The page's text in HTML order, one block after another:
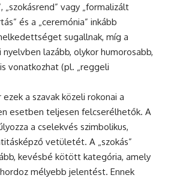
„szokásrend” vagy „formalizált
és a „ceremónia” inkább
sugallnak, míg a
nyelvben lazább, olykor humorosabb,
is vonatkozhat (pl. „reggeli
a szavak közeli rokonai a
esetben teljesen felcserélhetők. A
a cselekvés szimbolikus,
vetületét. A „szokás”
kevésbé kötött kategória, amely
mélyebb jelentést. Ennek